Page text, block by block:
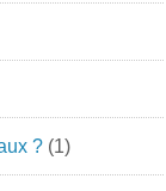
? (1)